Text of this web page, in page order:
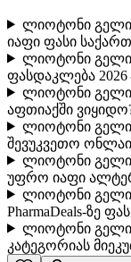
ლიოტონი გელი
იაფი ფასი
ლიოტონი გელი
ფასდაკლება 2026
ლიოტონი გელი
აფთიაქში
ლიოტონი გელი
შევუკვეთო
ლიოტონი გელი
უფრო იაფი
ლიოტონი გელი
PharmaDeals-ზე
ლიოტონი გელი
კატეგორიას